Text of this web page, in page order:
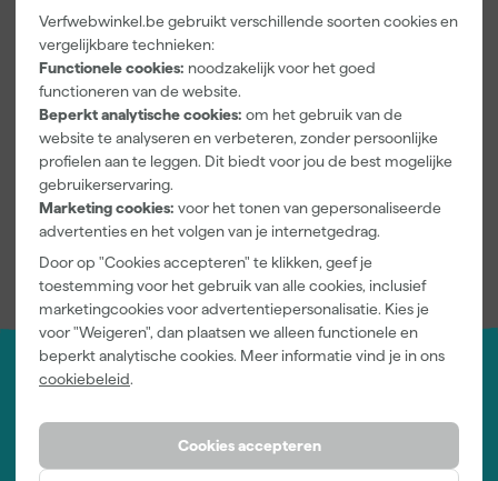
Verfwebwinkel.be gebruikt verschillende soorten cookies en
vergelijkbare technieken:
Functionele cookies: noodzakelijk voor het goed
functioneren van de website.
Beperkt analytische cookies: om het gebruik van de
website te analyseren en verbeteren, zonder persoonlijke
profielen aan te leggen. Dit biedt voor jou de best mogelijke
gebruikerservaring.
Marketing cookies: voor het tonen van gepersonaliseerde
advertenties en het volgen van je internetgedrag.
Door op "Cookies accepteren" te klikken, geef je
toestemming voor het gebruik van alle cookies, inclusief
marketingcookies voor advertentiepersonalisatie. Kies je
voor "Weigeren", dan plaatsen we alleen functionele en
beperkt analytische cookies. Meer informatie vind je in ons
cookiebeleid.
Cookies accepteren
Flamant 268 Dakar
De 4e en tevens laatste kleur die we in dit blog voorbij laten
komen is 268 Dakar. Het is een perfecte combinatie van oud oker
en camel ardent - hiermee roept Dakar de sfeer van de Sahara op,
met haar betoverende luchtspiegelingen. Dakar is een hiermee
een mooie zonnetint die warmte en gelukzaligheid uitstraalt.
Dit waren de top 4 nieuwe kleuren van Flamant al weer. Mocht
er niets na wens tussen zitten? Dan heeft u nog altijd de
mogelijkheid om alle kleuren van Flamanthierte bekijken.
Jouw account